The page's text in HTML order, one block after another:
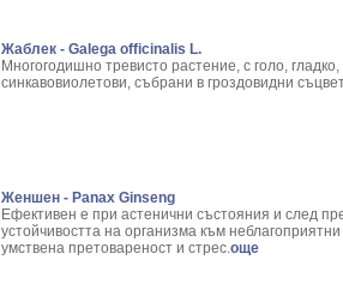
Жаблек - Galega officinalis L.
Многогодишно тревисто растение, с голо,
синкавовиолетови, събрани в гроздовидни
Женшен - Panax Ginseng
Ефективен е при астенични състояния и след
устойчивостта на организма към
умствена претовареност и стрес.още